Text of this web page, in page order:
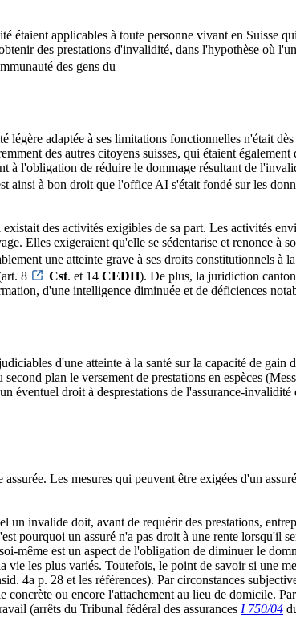
applicables à toute personne vivant en Suisse
des prestations d'invalidité, dans l'hypothèse où
des gens du
adaptée à ses limitations fonctionnelles n'était
des autres citoyens suisses, qui étaient
l'obligation de réduire le dommage résultant de
ainsi à bon droit que l'office AI s'était fondé sur les
des activités exigibles de sa part. Les activités
Elles exigeraient qu'elle se sédentarise et renonce à
une atteinte grave à ses droits constitutionnels à
8 Cst. et 14 CEDH). De plus, la juridiction
d'une intelligence diminuée et de déficiences
d'une atteinte à la santé sur la capacité de gain
plan le versement de prestations en espèces
éventuel droit à desprestations de l'assurance-
Les mesures qui peuvent être exigées d'un
invalide doit, avant de requérir des prestations,
pourquoi un assuré n'a pas droit à une rente lorsqu'il
est un aspect de l'obligation de diminuer le
les plus variés. Toutefois, le point de savoir si une
4a p. 28 et les références). Par circonstances
ou encore l'attachement au lieu de domicile.
(arrêts du Tribunal fédéral des assurances I 750/04